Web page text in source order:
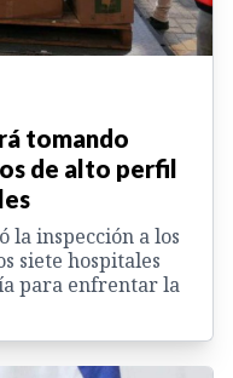
tomando
de alto perfil
la inspección a los
siete hospitales
para enfrentar la